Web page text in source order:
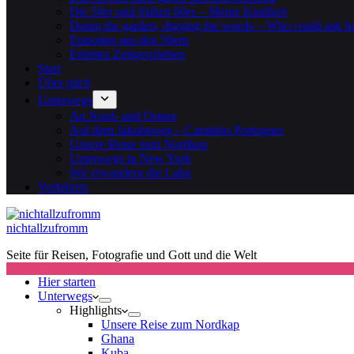
Die 50er und frühen 60er – Meine Kindheit
Doing the garden, digging the weeds – Who could ask
Episoden aus den 50ern
Erlebtes Zeitgeschehen
Start
Über mich
Unterwegs
An Nord- und Ostsee
Auf dem Jakobsweg – Caminho Portugues
Unsere Reise zum Nordkap
Unterwegs in New York
Wir erwandern die Lahn
Vorfahren
nichtallzufromm
Seite für Reisen, Fotografie und Gott und die Welt
Hier starten
Unterwegs
Highlights
Unsere Reise zum Nordkap
Ghana